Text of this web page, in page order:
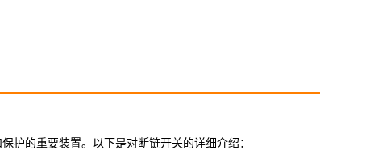
护的重要装置。以下是对断链开关的详细介绍：